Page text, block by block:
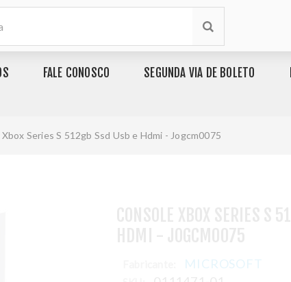
FALE CONOSCO SEGUNDA VIA DE BOLETO
Series S 512gb Ssd Usb e Hdmi - Jogcm0075
MICROSOFT